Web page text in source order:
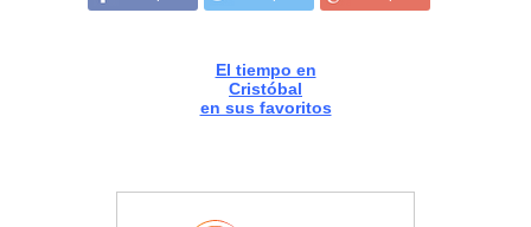
El tiempo en
Cristóbal
en sus favoritos